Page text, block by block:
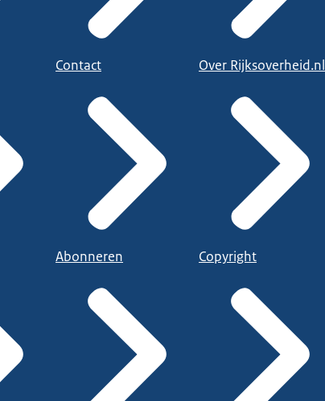
Contact
Abonneren
Over Rijksoverheid.nl
Copyright